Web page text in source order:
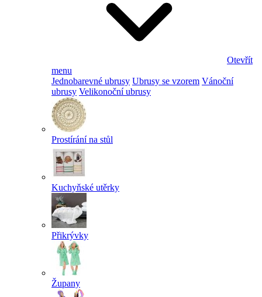
Otevřít
menu
Jednobarevné ubrusy Ubrusy se vzorem Vánoční
ubrusy Velikonoční ubrusy
Prostírání na stůl
Kuchyňské utěrky
Přikrývky
Župany